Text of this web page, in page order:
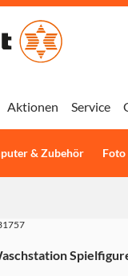
& Zubehör
Aktionen Service